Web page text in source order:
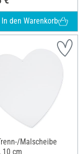
In den Warenkorb
Malscheibe
10 cm